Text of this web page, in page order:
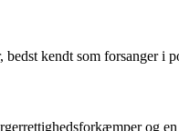
bedst kendt som forsanger
og